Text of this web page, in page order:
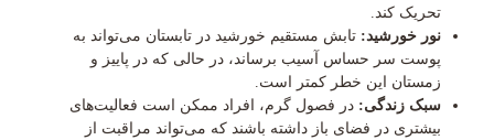
تحریک کند.
نور خورشید: تابش مستقیم خورشید در تابستان می‌تواند به
پوست سر حساس آسیب برساند، در حالی که در پاییز و
زمستان این خطر کمتر است.
سبک زندگی: در فصول گرم، افراد ممکن است فعالیت‌های
بیشتری در فضای باز داشته باشند که می‌تواند مراقبت از